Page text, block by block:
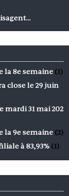
la 8e semaine (1)
close le 29 juin
mardi 31 mai 202
la 9e semaine (2)
à 83,93% (1)